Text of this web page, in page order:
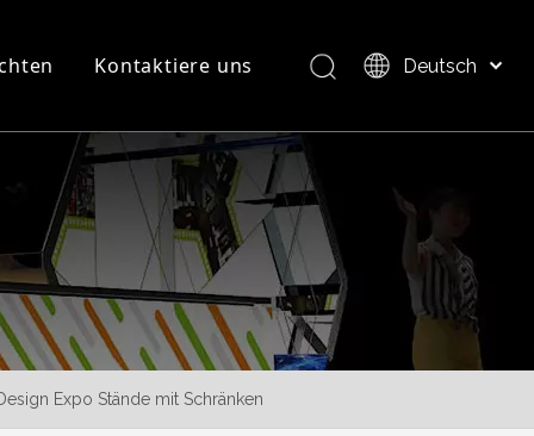
Produktübersicht
Kontaktiere uns Deutsch
العربية
日本語
Pусский
Nederlands
Português
Español
Expo Stände mit Schränken